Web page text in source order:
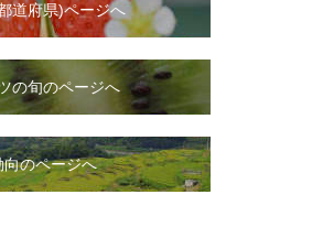
道府県)ページへ
の旬のページへ
向のページへ